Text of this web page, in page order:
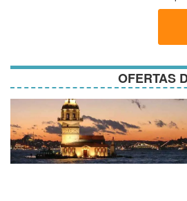
términos
OFERTAS